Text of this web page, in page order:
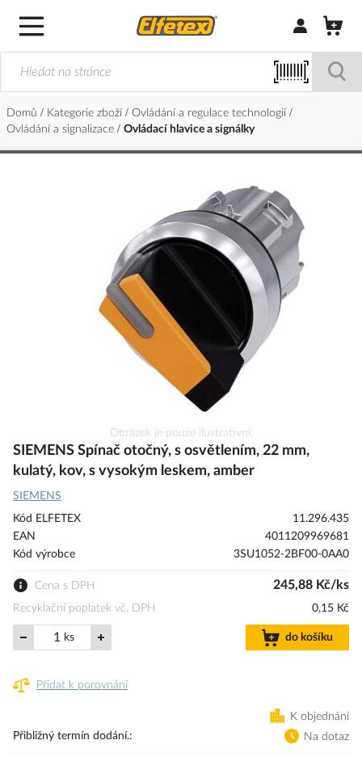
Přihlásit/
Domů Kategorie zboží
Ovládání a regulace technologií
Ovládání a signalizace
Ovládací hlavice a signálky
na
začátek
s
obrázky
Obrázek je pouze ilustrativní.
SIEMENS Spínač otočný, s osvětlením, 22 mm,
kulatý, kov, s vysokým leskem, amber
SIEMENS
Kód ELFETEX
11.296.435
EAN
4011209969681
Kód výrobce
3SU1052-2BF00-0AA0
Cena s DPH 245,88 Kč/ks
Recyklační poplatek vč. DPH 0,15 Kč
ks do košíku
Přidat k porovnání
K objednání
Přibližný termín dodání.
Na dotaz